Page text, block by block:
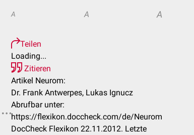
A A A
Teilen
Loading...
Zitieren
Artikel Neurom:
Dr. Frank Antwerpes, Lukas Ignucz
Abrufbar unter:
https://flexikon.doccheck.com/de/Neurom
DocCheck Flexikon 22.11.2012. Letzte